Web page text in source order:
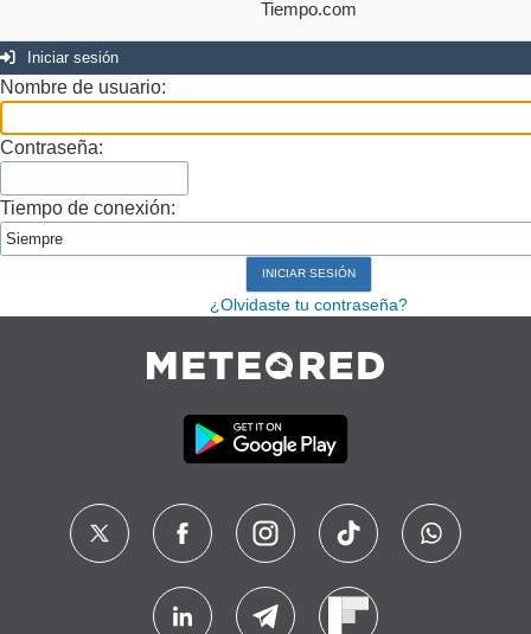
Tiempo.com
Iniciar sesión
Nombre de usuario:
Contraseña:
Tiempo de conexión:
¿Olvidaste tu contraseña?